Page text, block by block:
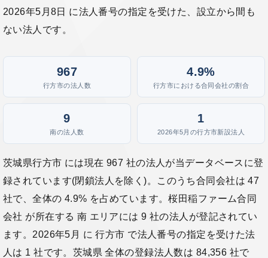
2026年5月8日 に法人番号の指定を受けた、設立から間も
ない法人です。
967
行方市の法人数
4.9%
行方市における合同会社の割合
9
南の法人数
1
2026年5月の行方市新設法人
茨城県行方市 には現在 967 社の法人が当データベースに登
録されています(閉鎖法人を除く)。このうち合同会社は 47
社で、全体の 4.9% を占めています。桜田稲ファーム合同
会社 が所在する 南 エリアには 9 社の法人が登記されてい
ます。2026年5月 に 行方市 で法人番号の指定を受けた法
人は 1 社です。茨城県 全体の登録法人数は 84,356 社で